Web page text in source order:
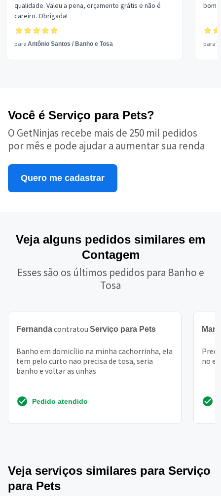
qualidade. Valeu a pena, orçamento grátis e não é
careiro. Obrigada!
para Antônio Santos / Banho e Tosa
bom
para
Você é Serviço para Pets?
O GetNinjas recebe mais de 250 mil pedidos
por mês e pode ajudar a aumentar sua renda
Quero me cadastrar
Veja alguns pedidos similares em
Contagem
Esses são os últimos pedidos para Banho e
Tosa
Fernandacontratou Serviço para Pets
Banho em domicílio na minha cachorrinha, ela
tem pelo curto nao precisa de tosa, seria
banho e voltar as unhas
Pedido atendido
no
Veja serviços similares para Serviço
para Pets